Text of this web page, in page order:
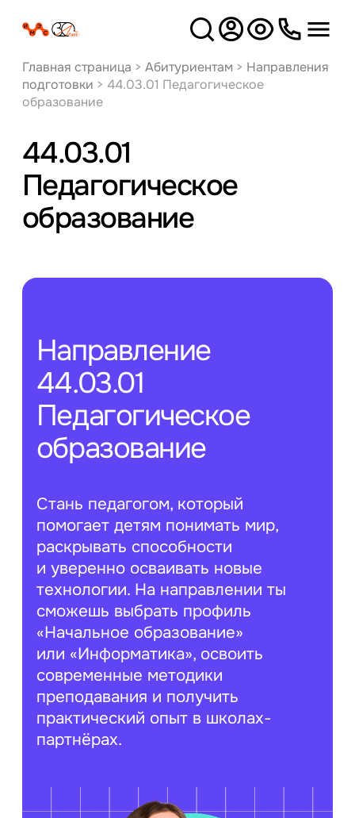
Версия
для слабовидящих
Главная страница > Абитуриентам > Направления
подготовки > 44.03.01 Педагогическое
образование
44.03.01
Педагогическое
образование
Направление
44.03.01
Педагогическое
образование
Стань педагогом, который
помогает детям понимать мир,
раскрывать способности
и уверенно осваивать новые
технологии. На направлении ты
сможешь выбрать профиль
«Начальное образование»
или «Информатика», освоить
современные методики
преподавания и получить
практический опыт в школах-
партнёрах.